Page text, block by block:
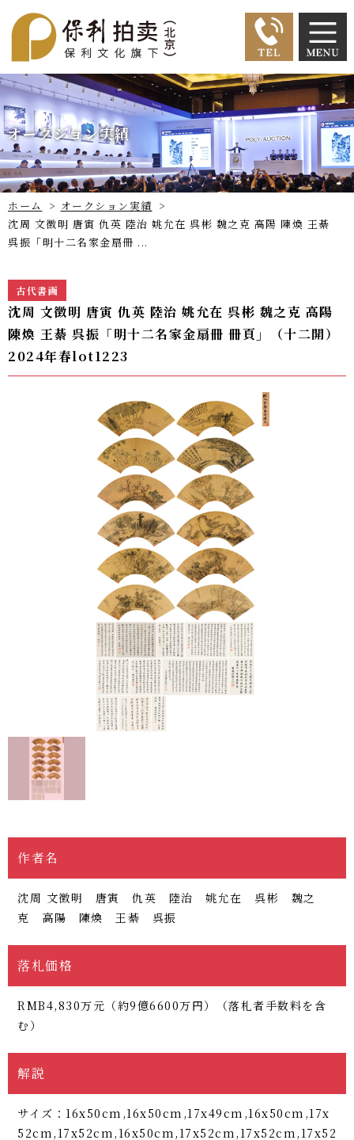
オークション実績
ホーム > オークション実績 >
沈周 文徴明 唐寅 仇英 陸治 姚允在 呉彬 魏之克 高陽 陳煥 王綦
呉振「明十二名家金扇冊 ...
古代書画
沈周 文徴明 唐寅 仇英 陸治 姚允在 呉彬 魏之克 高陽
陳煥 王綦 呉振「明十二名家金扇冊 冊頁」（十二開）
2024年春lot1223
作者名
沈周 文徴明 唐寅 仇英 陸治 姚允在 呉彬 魏之
克 高陽 陳煥 王綦 呉振
落札価格
RMB4,830万元（約9億6600万円）（落札者手数料を含
む）
解説
サイズ：16x50cm,16x50cm,17x49cm,16x50cm,17x
52cm,17x52cm,16x50cm,17x52cm,17x52cm,17x52